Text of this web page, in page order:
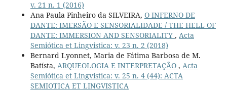
v. 21 n. 1 (2016)
Ana Paula Pinheiro da SILVEIRA, O INFERNO DE
DANTE: IMERSÃO E SENSORIALIDADE / THE HELL OF
DANTE: IMMERSION AND SENSORIALITY , Acta
Semiótica et Lingvistica: v. 23 n. 2 (2018)
Bernard Lyonnet, Maria de Fátima Barbosa de M.
Batísta, ARQUEOLOGIA E INTERPRETAÇÃO , Acta
Semiótica et Lingvistica: v. 25 n. 4 (44): ACTA
SEMIOTICA ET LINGVISTICA